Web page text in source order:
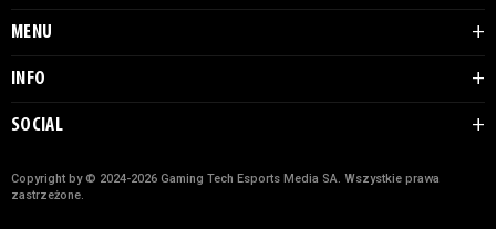
MENU
INFO
SOCIAL
Copyright by © 2024-2026 Gaming Tech Esports Media SA. Wszystkie prawa
zastrzeżone.